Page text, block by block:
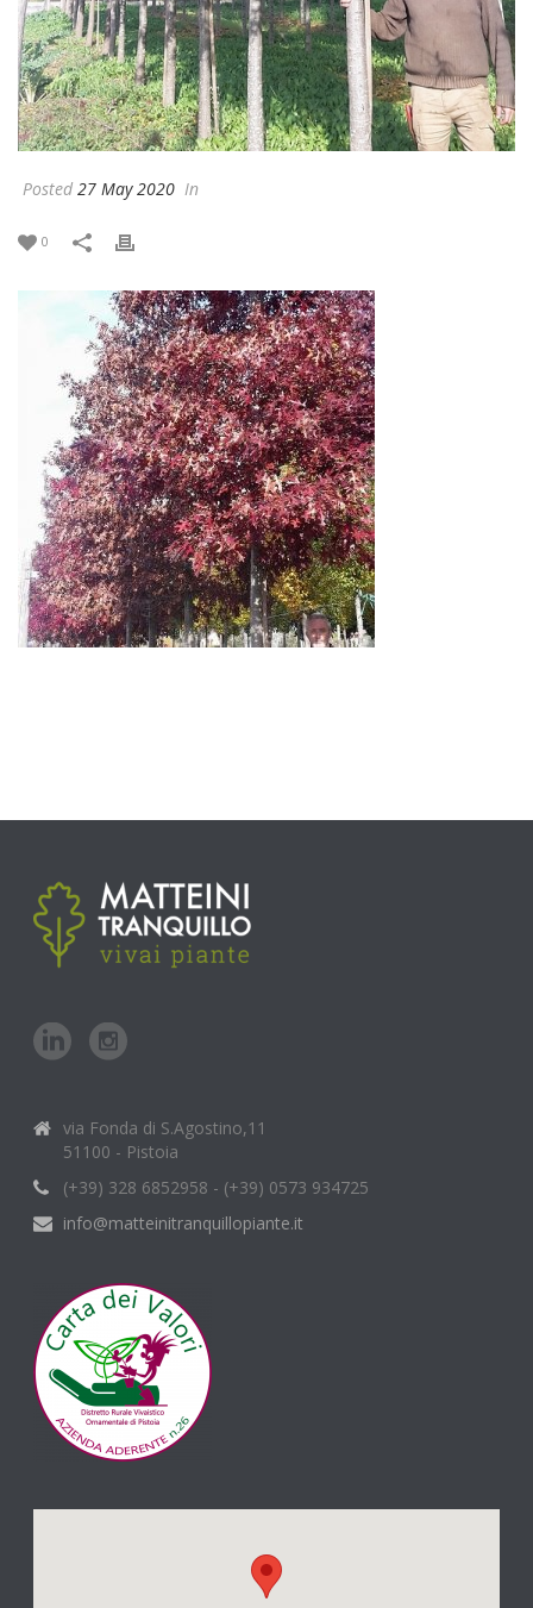
Posted 27 May 2020 In
0
via Fonda di S.Agostino,11
51100 - Pistoia
(+39) 328 6852958 - (+39) 0573 934725
info@matteinitranquillopiante.it